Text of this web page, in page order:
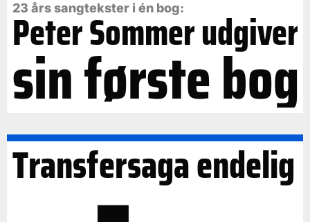
23 års sangtekster i én bog:
Peter Sommer udgiver
sin første bog
Transfersaga endelig